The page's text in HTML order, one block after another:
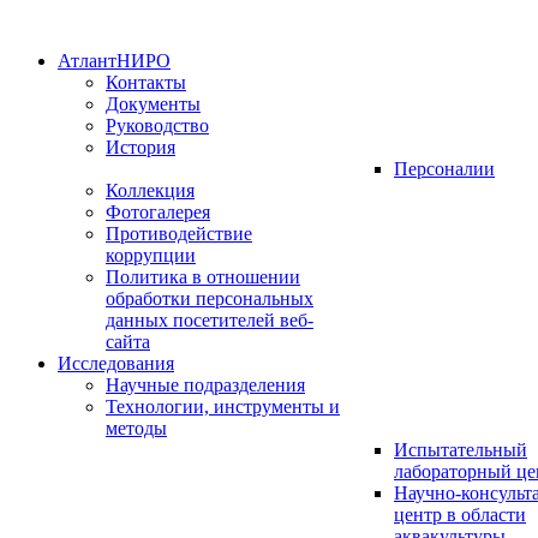
АтлантНИРО
Контакты
Документы
Руководство
История
Персоналии
Коллекция
Фотогалерея
Противодействие
коррупции
Политика в отношении
обработки персональных
данных посетителей веб-
сайта
Исследования
Научные подразделения
Технологии, инструменты и
методы
Испытательный
лабораторный
Научно-
центр в области